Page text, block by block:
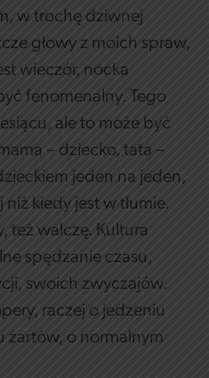
w trochę dziwnej
głowy z moich spraw,
wieczór, nocka
fenomenalny. Tego
ale to może być
– dziecko, tata –
jeden na jeden,
kiedy jest w tłumie.
też walczę. Kultura
spędzanie czasu,
swoich zwyczajów.
raczej o jedzeniu
o normalnym